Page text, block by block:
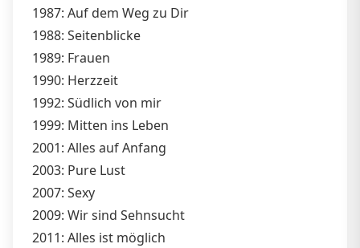
1987: Auf dem Weg zu Dir
1988: Seitenblicke
1989: Frauen
1990: Herzzeit
1992: Südlich von mir
1999: Mitten ins Leben
2001: Alles auf Anfang
2003: Pure Lust
2007: Sexy
2009: Wir sind Sehnsucht
2011: Alles ist möglich